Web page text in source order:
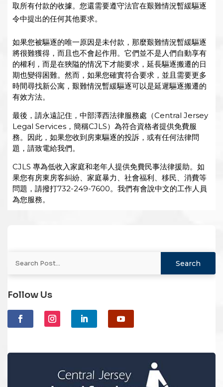
取所有付款的收據。您還需要遵守法官在艱難情況暫緩驅逐
令中提出的任何其他要求。
如果您被驅逐的唯一原因是未付款，那麼艱難情況暫緩驅逐
將很難獲得，而且也不會起作用。它們並不是人們自動享有
的權利，而是在狹隘的情况下才能要求，延長驅逐搬遷的日
期也變得困難。然而，如果您確實符合要求，並且需要更多
時間尋找新公寓，艱難情況暫緩驅逐可以是延遲驅逐搬遷的
有效方法。
最後，請永遠記住，中部澤西法律服務處（Central Jersey
Legal Services，簡稱CJLS）為符合資格者提供免費服
務。因此，如果您收到房東驅逐的投訴，或有任何法律問
題，請致電給我們。
CJLS 專為低收入家庭和老年人提供免費民事法律援助。如
果您有房東房客糾紛、家庭暴力、社會福利、移民、消費等
問題，請撥打732-249-7600。我們有會說中文的工作人員
為您服務。
Follow Us